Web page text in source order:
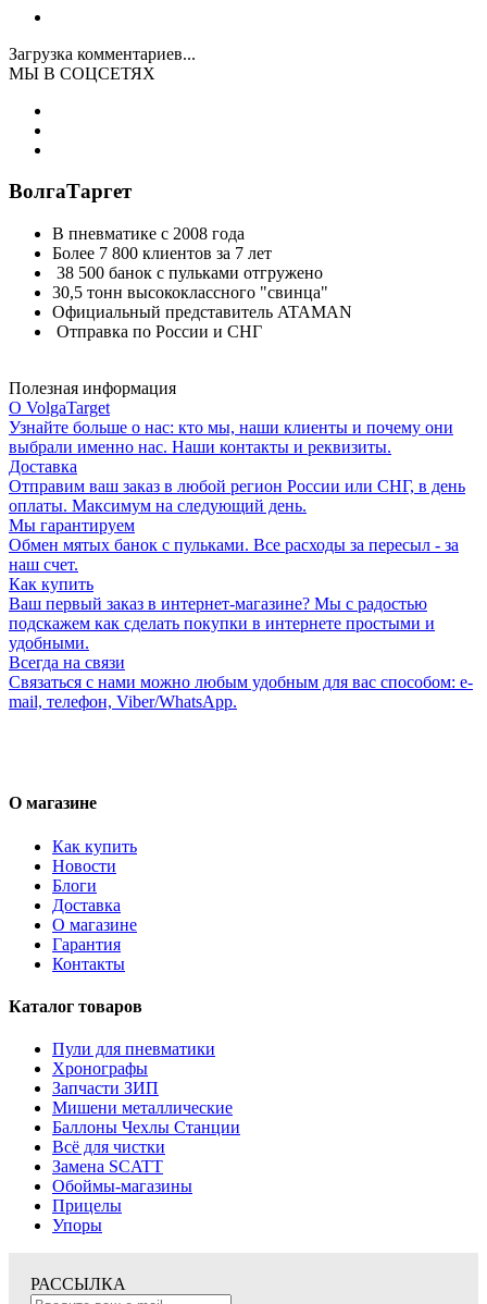
Загрузка комментариев...
МЫ В СОЦСЕТЯХ
ВолгаТаргет
В пневматике с 2008 года
Более 7 800 клиентов за 7 лет
38 500 банок с пульками отгружено
30,5 тонн высококлассного "свинца"
Официальный представитель ATAMAN
Отправка по России и СНГ
Полезная информация
О VolgaTarget
Узнайте больше о нас: кто мы, наши клиенты и почему они
выбрали именно нас. Наши контакты и реквизиты.
Доставка
Отправим ваш заказ в любой регион России или СНГ, в день
оплаты. Максимум на следующий день.
Мы гарантируем
Обмен мятых банок с пульками. Все расходы за пересыл - за
наш счет.
Как купить
Ваш первый заказ в интернет-магазине? Мы с радостью
подскажем как сделать покупки в интернете простыми и
удобными.
Всегда на связи
Связаться с нами можно любым удобным для вас способом: e-
mail, телефон, Viber/WhatsApp.
О магазине
Как купить
Новости
Блоги
Доставка
О магазине
Гарантия
Контакты
Каталог товаров
Пули для пневматики
Хронографы
Запчасти ЗИП
Мишени металлические
Баллоны Чехлы Станции
Всё для чистки
Замена SCATT
Обоймы-магазины
Прицелы
Упоры
РАССЫЛКА